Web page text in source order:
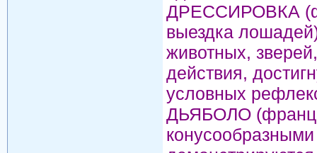
ДРЕССИРОВКА
выездка
животных,
действия,
условных
ДЬЯБОЛО (франц.